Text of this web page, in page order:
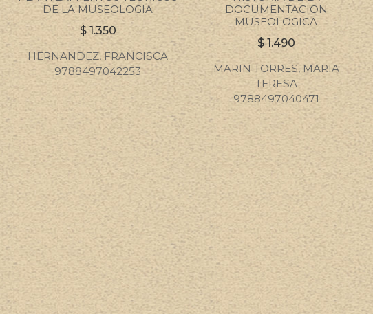
DE LA MUSEOLOGIA
$ 1.350
HERNANDEZ, FRANCISCA
9788497042253
DOCUMENTACION
MUSEOLOGICA
$1.490
MARIN TORRES, MARIA
TERESA
9788497040471